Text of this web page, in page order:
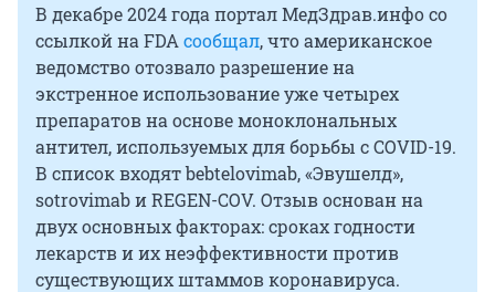
В декабре 2024 года портал МедЗдрав.инфо со
ссылкой на FDA сообщал, что американское
ведомство отозвало разрешение на
экстренное использование уже четырех
препаратов на основе моноклональных
антител, используемых для борьбы с COVID-19.
В список входят bebtelovimab, «Эвушелд»,
sotrovimab и REGEN-COV. Отзыв основан на
двух основных факторах: сроках годности
лекарств и их неэффективности против
существующих штаммов коронавируса.